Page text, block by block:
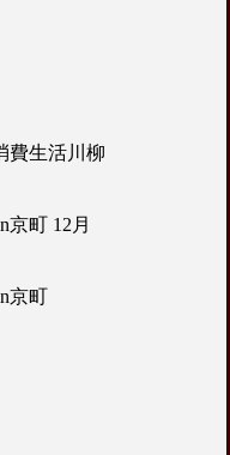
費生活川柳
町 12月
京町